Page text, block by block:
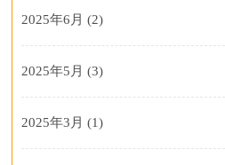
2025年6月 (2)
2025年5月 (3)
2025年3月 (1)